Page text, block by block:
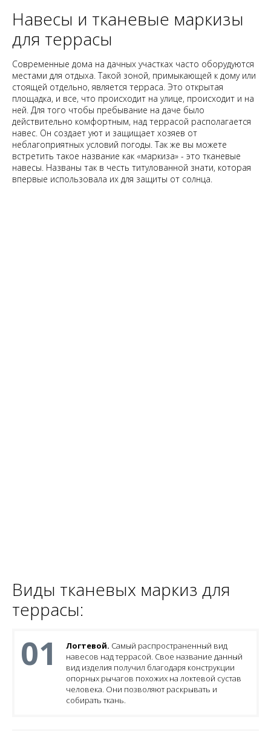
Навесы и тканевые маркизы
для террасы
Современные дома на дачных участках часто оборудуются
местами для отдыха. Такой зоной, примыкающей к дому или
стоящей отдельно, является терраса. Это открытая
площадка, и все, что происходит на улице, происходит и на
ней. Для того чтобы пребывание на даче было
действительно комфортным, над террасой располагается
навес. Он создает уют и защищает хозяев от
неблагоприятных условий погоды. Так же вы можете
встретить такое название как «маркиза» - это тканевые
навесы. Названы так в честь титулованной знати, которая
впервые использовала их для защиты от солнца.
Виды тканевых маркиз для
террасы:
01 Логтевой. Самый распространенный вид
навесов над террасой. Свое название данный
вид изделия получил благодаря конструкции
опорных рычагов похожих на локтевой сустав
человека. Они позволяют раскрывать и
собирать ткань.